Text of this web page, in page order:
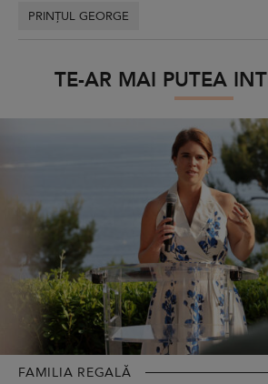
PRINȚUL GEORGE
TE-AR MAI PUTEA
FAMILIA REGALĂ